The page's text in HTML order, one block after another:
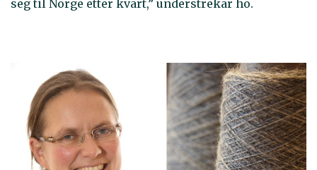
seg til Norge etter kvart,” understrekar ho.